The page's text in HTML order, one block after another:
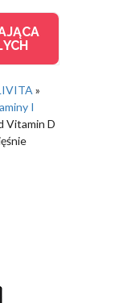
»
I
Vitamin D